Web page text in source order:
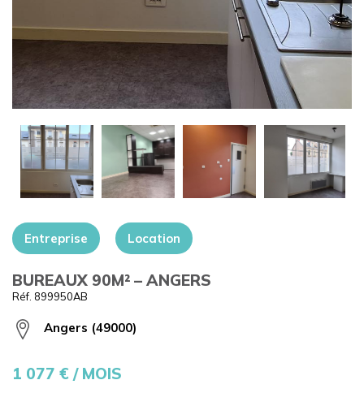
+
Entreprise Location
BUREAUX 90M² – ANGERS
Réf. 899950AB
Angers (49000)
1 077 € / MOIS